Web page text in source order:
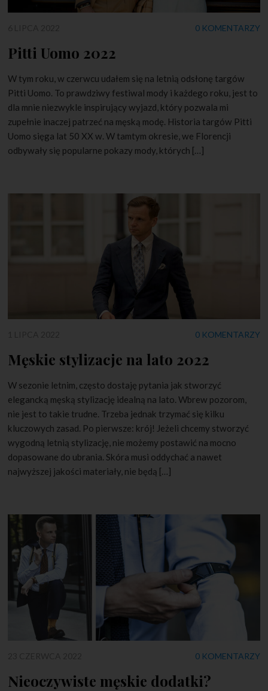
0 KOMENTARZY
Pitti Uomo 2022
W tym roku, w czerwcu udałem się na letnią odsłonę targów
Pitti Uomo. To prawdziwy festiwal mody i każdego roku, jest to
dla mnie niezwykle inspirujący wyjazd, który pozwala mi
zupełnie inaczej patrzeć na męską modę. Historia targów Pitti
Uomo sięga lat 50 XX w. W tamtym okresie, we Florencji
odbywały się popularne pokazy mody, których […]
0 KOMENTARZY
Męskie stylizacje na lato 2022
W sezonie letnim, często dostaję pytania jak stworzyć
elegancką męską stylizację idealną na lato. Wbrew pozorom,
nie jest to takie trudne. Trzeba jednak trzymać się kilku
kluczowych zasad. Po pierwsze: krój! Jeżeli chcemy stworzyć
wygodną letnią stylizację, nie możemy postawić na mocno
dopasowane do ubrania. Skóra musi oddychać a nawet
najwyższej jakości materiały, nie będą […]
0 KOMENTARZY
Nieoczywiste męskie dodatki?